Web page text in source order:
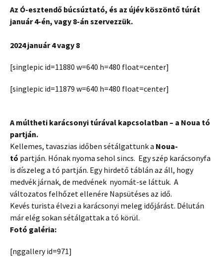
Az Ó-esztendő búcsúztató, és az újév köszöntő túrát
január 4-én, vagy 8-án szervezzük.
2024 január 4 vagy 8
[singlepic id=11880 w=640 h=480 float=center]
[singlepic id=11879 w=640 h=480 float=center]
A múltheti karácsonyi túrával kapcsolatban – a Noua tó
partján.
Kellemes, tavaszias időben sétálgattunk a Noua-
tó partján. Hónak nyoma sehol sincs. Egy szép karácsonyfa
is díszeleg a tó partján. Egy hirdető táblán az áll, hogy
medvék járnak, de medvének nyomát-se láttuk. A
változatos felhőzet ellenére Napsütéses az idő.
Kevés turista élvezi a karácsonyi meleg időjárást. Délután
már elég sokan sétálgattak a tó körül.
Fotó galéria:
[nggallery id=971]